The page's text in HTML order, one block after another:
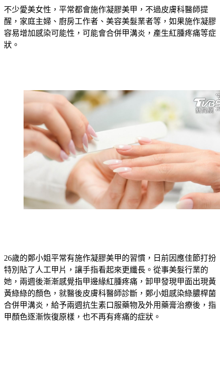
醒，家庭主婦、廚房工作者、美容美髮業者等，如果施作凝膠
容易增加感染可能性，可能會合併甲溝炎，產生紅腫疼痛等症
狀。
特別貼了人工甲片，讓手指看起來更纖長。從事美髮行業的
她，兩週後漸漸感覺指甲邊緣紅腫疼痛，卸甲發現甲面出現黃
黃綠綠的顏色，就醫後皮膚科醫師診斷，鄭小姐感染綠膿桿菌
合併甲溝炎，給予兩週抗生素口服藥物及外用藥膏治療後，指
甲顏色逐漸恢復原樣，也不再有疼痛的症狀。